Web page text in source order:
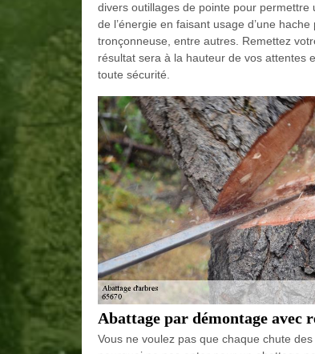
divers outillages de pointe pour
de l’énergie en faisant usage d’une
tronçonneuse, entre autres. Remettez
résultat sera à la hauteur de vos attentes
toute sécurité.
Abattage par démontage avec
Vous ne voulez pas que chaque chute